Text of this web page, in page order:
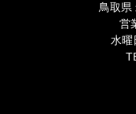
鳥取県
営
水曜